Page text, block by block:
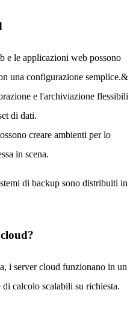
e le applicazioni web possono
una configurazione semplice.&
e l'archiviazione flessibili
di dati.
creare ambienti per lo
in scena.
di backup sono distribuiti in
i server cloud funzionano in un
calcolo scalabili su richiesta.